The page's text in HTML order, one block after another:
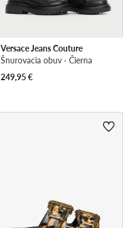
Versace Jeans Couture
Šnurovacia obuv · Čierna
249,95€